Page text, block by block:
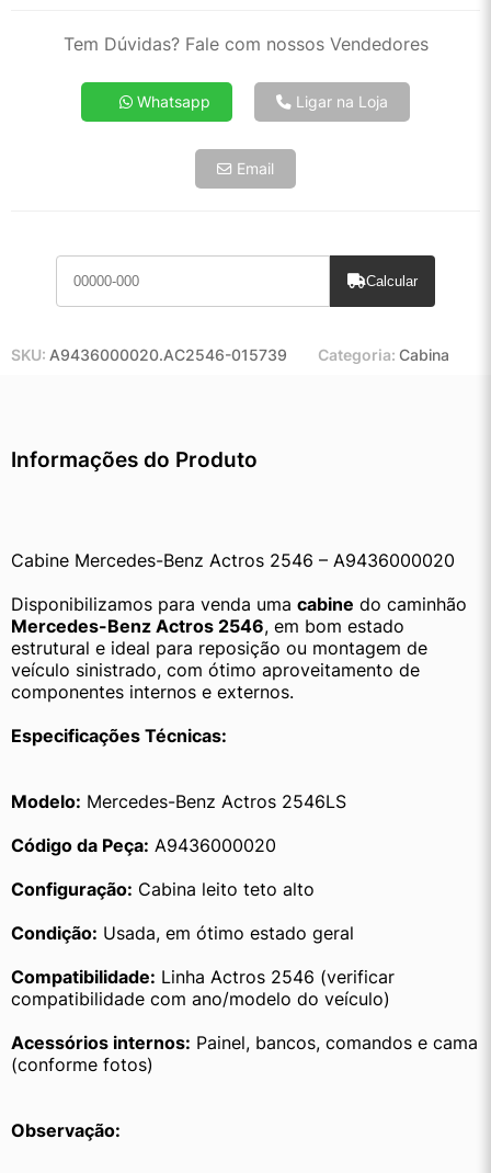
Tem Dúvidas? Fale com nossos Vendedores
Whatsapp Ligar na Loja
Email
Calcular
SKU: A9436000020.AC2546-015739 Categoria: Cabina
Informações do Produto
Cabine Mercedes-Benz Actros 2546 – A9436000020
Disponibilizamos para venda uma cabine
Mercedes-Benz Actros 2546, em bom estado
estrutural e ideal para reposição ou montagem de
veículo sinistrado, com ótimo aproveitamento de
componentes internos e externos.
Especificações Técnicas:
Modelo: Mercedes-Benz Actros 2546LS
Código da Peça: A9436000020
Configuração: Cabina leito teto alto
Condição: Usada, em ótimo estado geral
Compatibilidade: Linha Actros 2546 (verificar
compatibilidade com ano/modelo do veículo)
Acessórios internos: Painel, bancos, comandos e cama
(conforme fotos)
Observação: